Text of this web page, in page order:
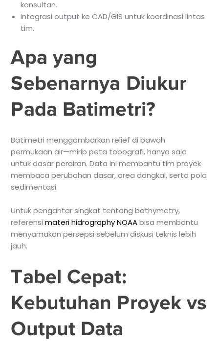
konsultan.
Integrasi output ke CAD/GIS untuk koordinasi lintas
tim.
Apa yang
Sebenarnya Diukur
Pada Batimetri?
Batimetri menggambarkan relief di bawah
permukaan air—mirip peta topografi, hanya saja
untuk dasar perairan. Data ini membantu tim proyek
membaca perubahan dasar, area dangkal, serta pola
sedimentasi.
Untuk pengantar singkat tentang bathymetry,
referensimateri hidrography NOAAbisa membantu
menyamakan persepsi sebelum diskusi teknis lebih
jauh.
Tabel Cepat:
Kebutuhan Proyek vs
Output Data